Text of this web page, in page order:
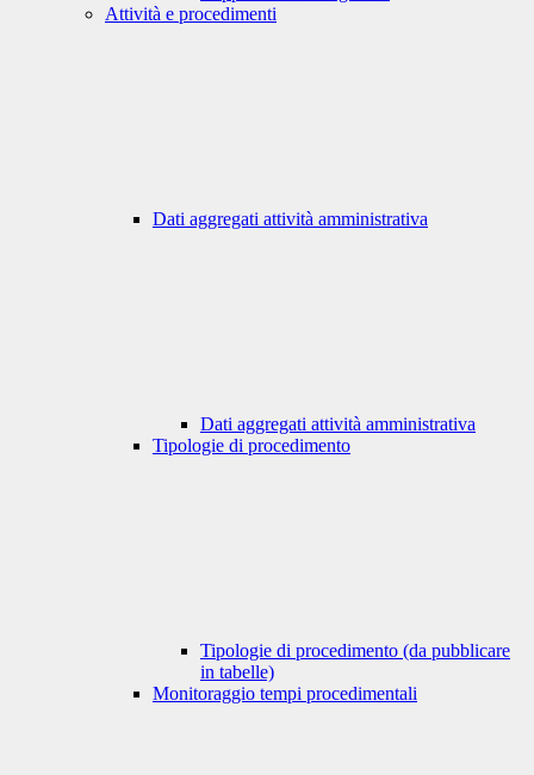
Attività e procedimenti
Dati aggregati attività amministrativa
Dati aggregati attività amministrativa
Tipologie di procedimento
Tipologie di procedimento (da pubblicare
in tabelle)
Monitoraggio tempi procedimentali